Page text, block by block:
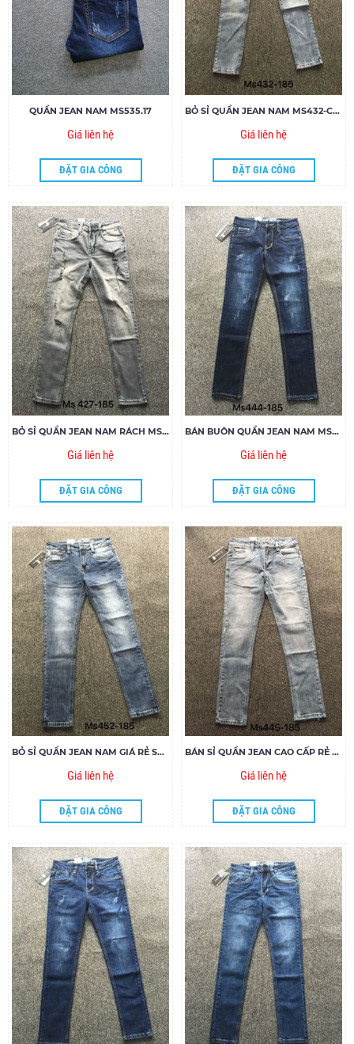
QUẦN JEAN NAM MS535.17
Giá liên hệ
ĐẶT GIA CÔNG
BỎ SỈ QUẦN JEAN NAM MS432-C185
Giá liên hệ
ĐẶT GIA CÔNG
BỎ SỈ QUẦN JEAN NAM RÁCH MS427-G185
Giá liên hệ
ĐẶT GIA CÔNG
BÁN BUÔN QUẦN JEAN NAM MS448-G185
Giá liên hệ
ĐẶT GIA CÔNG
BỎ SỈ QUẦN JEAN NAM GIÁ RẺ SPJ MS452-G185
Giá liên hệ
ĐẶT GIA CÔNG
BÁN SỈ QUẦN JEAN CAO CẤP RẺ ĐẸP MS445-V185
Giá liên hệ
ĐẶT GIA CÔNG